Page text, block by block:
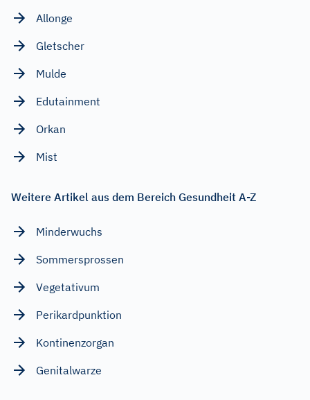
Allonge
Gletscher
Mulde
Edutainment
Orkan
Mist
Weitere Artikel aus dem Bereich Gesundheit A-Z
Minderwuchs
Sommersprossen
Vegetativum
Perikardpunktion
Kontinenzorgan
Genitalwarze